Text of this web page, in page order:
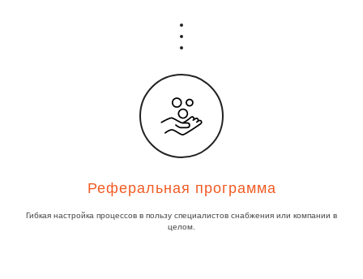
Реферальная программа
Гибкая настройка процессов в пользу специалистов снабжения или компании в
целом.